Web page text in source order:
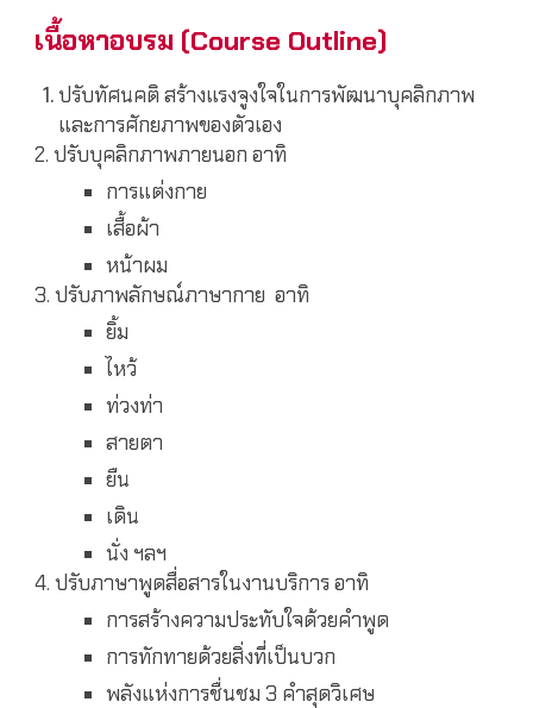
เนื้อหาอบรม (Course Outline)
ปรับทัศนคติ สร้างแรงจูงใจในการพัฒนาบุคลิกภาพ
และการศักยภาพของตัวเอง
2. ปรับบุคลิกภาพภายนอก อาทิ
การแต่งกาย
เสื้อผ้า
หน้าผม
3. ปรับภาพลักษณ์ภาษากาย อาทิ
ยิ้ม
ไหว้
ท่วงท่า
สายตา
ยืน
เดิน
นั่ง ฯลฯ
4. ปรับภาษาพูดสื่อสารในงานบริการ อาทิ
การสร้างความประทับใจด้วยคำพูด
การทักทายด้วยสิ่งที่เป็นบวก
พลังแห่งการชื่นชม 3 คำสุดวิเศษ